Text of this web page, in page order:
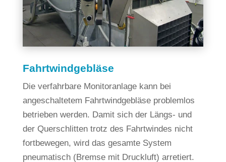
Fahrtwindgebläse
Die verfahrbare Monitoranlage kann bei
angeschaltetem Fahrtwindgebläse problemlos
betrieben werden. Damit sich der Längs- und
der Querschlitten trotz des Fahrtwindes nicht
fortbewegen, wird das gesamte System
pneumatisch (Bremse mit Druckluft) arretiert.